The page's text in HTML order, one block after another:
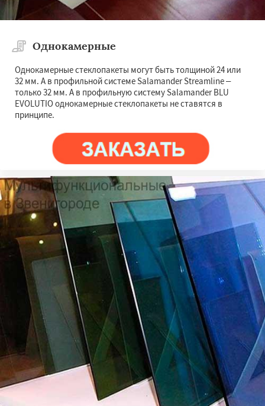
Краснозаводск
Краснознаменск
Кубинка
Куровское Ликино-Дулево
Наро-Фоминск Ногинск
Павловский Посад Пересвет
Подольск
Протвино Пушкино Пущино Раменское
Реутов Рошаль Рузф Сергиев Посад
Серпухов Солнечногорск Купавна
Однокамерные
Однокамерные стеклопакеты могут быть толщиной 24 или
32 мм. А в профильной системе Salamander Streamline –
только 32 мм. А в профильную систему Salamander BLU
EVOLUTIO однокамерные стеклопакеты не ставятся в
принципе.